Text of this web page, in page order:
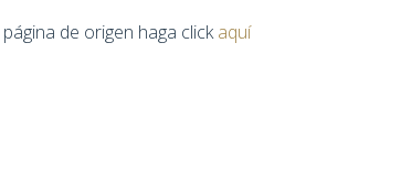
de origen haga clickaquí